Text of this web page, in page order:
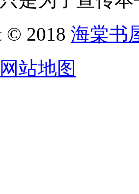
© 2018 海棠书
站地图